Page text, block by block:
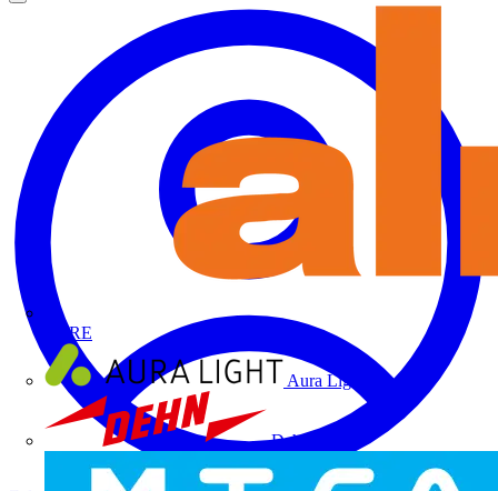
ALRE
Aura Light
Dehn